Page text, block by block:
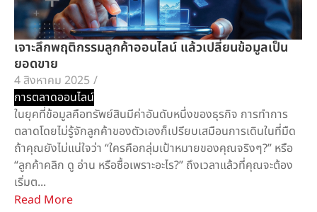
เจาะลึกพฤติกรรมลูกค้าออนไลน์ แล้วเปลี่ยนข้อมูลเป็น
ยอดขาย
4 สิงหาคม 2025 /
การตลาดออนไลน์
ในยุคที่ข้อมูลคือทรัพย์สินมีค่าอันดับหนึ่งของธุรกิจ การทำการ
ตลาดโดยไม่รู้จักลูกค้าของตัวเองก็เปรียบเสมือนการเดินในที่มืด
ถ้าคุณยังไม่แน่ใจว่า “ใครคือกลุ่มเป้าหมายของคุณจริงๆ?” หรือ
“ลูกค้าคลิก ดู อ่าน หรือซื้อเพราะอะไร?” ถึงเวลาแล้วที่คุณจะต้อง
เริ่มต...
Read More